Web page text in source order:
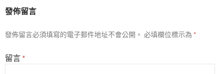
發佈留言
發佈留言必須填寫的電子郵件地址不會公開。 必填欄位標示為 *
留言 *